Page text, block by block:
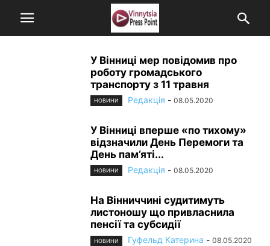
У Вінниці мер повідомив про
роботу громадського
транспорту з 11 травня
НОВИНИ Редакція - 08.05.2020
У Вінниці вперше «по тихому»
відзначили День Перемоги та
День пам’яті...
НОВИНИ Редакція - 08.05.2020
На Вінниччині судитимуть
листоношу що привласнила
пенсії та субсидії
НОВИНИ Гуфельд Катерина - 08.05.2020